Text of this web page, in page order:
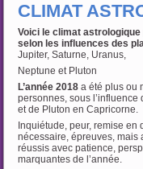
CLIMAT
Voici le climat
selon les influences des
Jupiter, Saturne, Uranus,
Neptune et Pluton
L’année 2018 a été plus ou
personnes, sous
et de Pluton en Capricorne.
Inquiétude, peur, remise
nécessaire, épreuves, mais
réussis avec patience,
marquantes de l’année.